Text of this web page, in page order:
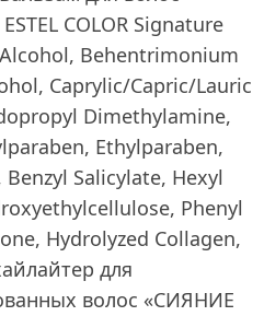
COLOR Signature
Behentrimonium
Caprylic/Capric/Lauric
Dimethylamine,
Ethylparaben,
Salicylate, Hexyl
Phenyl
Hydrolyzed Collagen,
для
волос «СИЯНИЕ